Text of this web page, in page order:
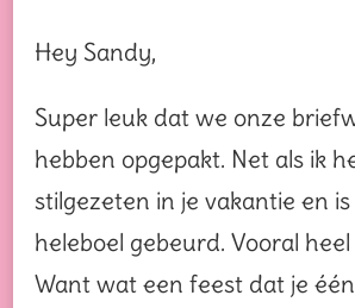
Hey Sandy,
Super leuk dat we onze
hebben opgepakt. Net als ik
stilgezeten in je vakantie en
heleboel gebeurd. Vooral
Want wat een feest dat je